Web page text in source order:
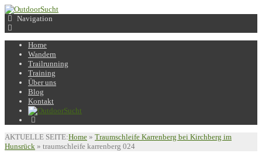
Navigation
Home
Wandern
Trailrunning
Training
Über uns
Blog
Kontakt
AKTUELLE SEITE:Home » Traumschleife Karrenberg bei Kirchberg im
Hunsrück » traumschleife karrenberg 024